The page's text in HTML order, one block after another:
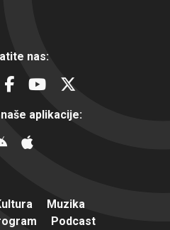
nas:
aplikacije:
Muzika
Podcast